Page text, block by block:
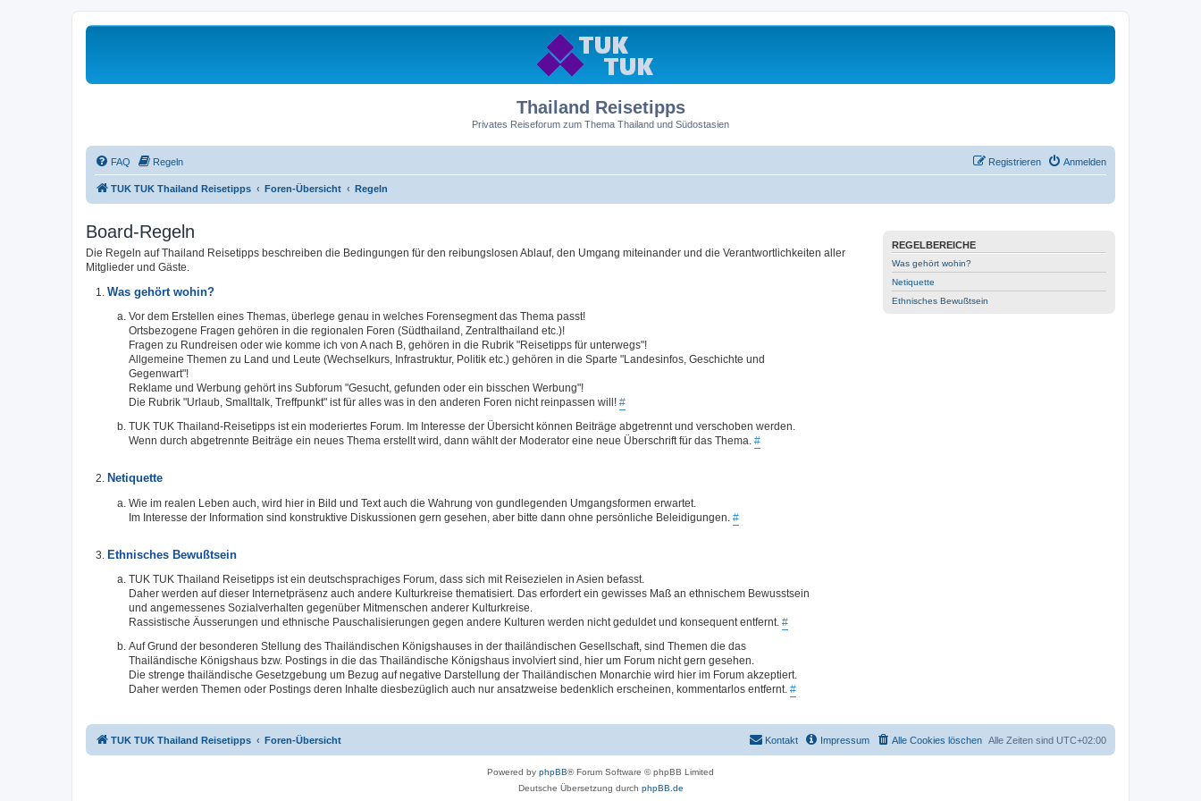
Thailand Reisetipps
Privates Reiseforum zum Thema Thailand und Südostasien
FAQ Regeln Anmelden
Registrieren
TUK TUK Thailand Reisetipps Foren-Übersicht Regeln
REGELBEREICHE
Was gehört wohin?
Netiquette
Ethnisches Bewußtsein
Board-Regeln
Die Regeln auf Thailand Reisetipps beschreiben die Bedingungen für den reibungslosen Ablauf, den Umgang miteinander und die Verantwortlichkeiten aller
Mitglieder und Gäste.
Was gehört wohin?
Vor dem Erstellen eines Themas, überlege genau in welches Forensegment das Thema passt!
Ortsbezogene Fragen gehören in die regionalen Foren (Südthailand, Zentralthailand etc.)!
Fragen zu Rundreisen oder wie komme ich von A nach B, gehören in die Rubrik "Reisetipps für unterwegs"!
Allgemeine Themen zu Land und Leute (Wechselkurs, Infrastruktur, Politik etc.) gehören in die Sparte "Landesinfos, Geschichte und
Gegenwart"!
Reklame und Werbung gehört ins Subforum "Gesucht, gefunden oder ein bisschen Werbung"!
Die Rubrik "Urlaub, Smalltalk, Treffpunkt" ist für alles was in den anderen Foren nicht reinpassen will! #
TUK TUK Thailand-Reisetipps ist ein moderiertes Forum. Im Interesse der Übersicht können Beiträge abgetrennt und verschoben werden.
Wenn durch abgetrennte Beiträge ein neues Thema erstellt wird, dann wählt der Moderator eine neue Überschrift für das Thema. #
Netiquette
Wie im realen Leben auch, wird hier in Bild und Text auch die Wahrung von gundlegenden Umgangsformen erwartet.
Im Interesse der Information sind konstruktive Diskussionen gern gesehen, aber bitte dann ohne persönliche Beleidigungen. #
Ethnisches Bewußtsein
TUK TUK Thailand Reisetipps ist ein deutschsprachiges Forum, dass sich mit Reisezielen in Asien befasst.
Daher werden auf dieser Internetpräsenz auch andere Kulturkreise thematisiert. Das erfordert ein gewisses Maß an ethnischem Bewusstsein
und angemessenes Sozialverhalten gegenüber Mitmenschen anderer Kulturkreise.
Rassistische Äusserungen und ethnische Pauschalisierungen gegen andere Kulturen werden nicht geduldet und konsequent entfernt. #
Auf Grund der besonderen Stellung des Thailändischen Königshauses in der thailändischen Gesellschaft, sind Themen die das
Thailändische Königshaus bzw. Postings in die das Thailändische Königshaus involviert sind, hier um Forum nicht gern gesehen.
Die strenge thailändische Gesetzgebung um Bezug auf negative Darstellung der Thailändischen Monarchie wird hier im Forum akzeptiert.
Daher werden Themen oder Postings deren Inhalte diesbezüglich auch nur ansatzweise bedenklich erscheinen, kommentarlos entfernt. #
TUK TUK Thailand Reisetipps Foren-Übersicht Alle Zeiten sind UTC+02:00
Alle Cookies löschen
Impressum
Kontakt
Powered by phpBB® Forum Software © phpBB Limited
Deutsche Übersetzung durch phpBB.de